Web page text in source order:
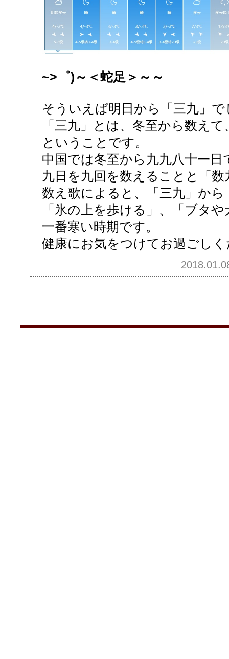
~>゜)～＜蛇足＞～～
そういえば明日から「三九」で
「三九」とは、冬至から数え
ということです。
中国では冬至から九九八十一
九日を九回を数えることと「
数え歌によると、「三九」から
「氷の上を歩ける」、「ブタ
一番寒い時期です。
健康にお気をつけてお過ごし